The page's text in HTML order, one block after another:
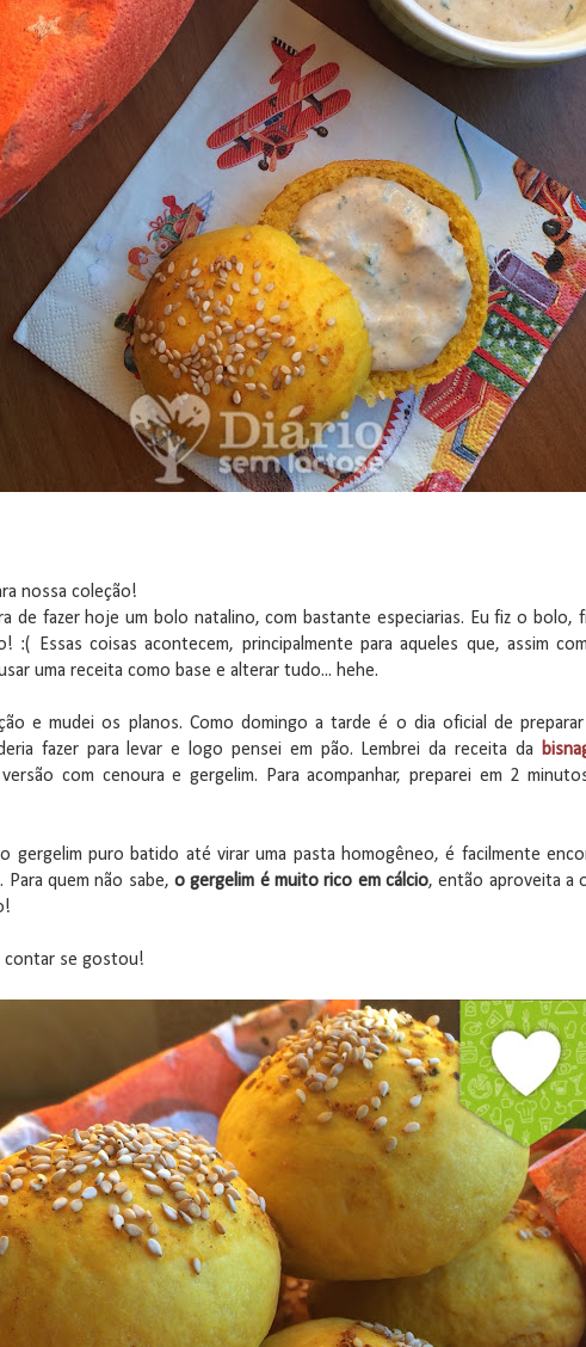
nossa coleção!
de fazer hoje um bolo natalino, com bastante especiarias. Eu fiz o bolo,
:( Essas coisas acontecem, principalmente para aqueles que, assim
uma receita como base e alterar tudo... hehe.
e mudei os planos. Como domingo a tarde é o dia oficial de
fazer para levar e logo pensei em pão. Lembrei da receita da
com cenoura e gergelim. Para acompanhar, preparei em 2
gergelim puro batido até virar uma pasta homogêneo, é facilmente
quem não sabe, o gergelim é muito rico em cálcio, então aproveita a
contar se gostou!